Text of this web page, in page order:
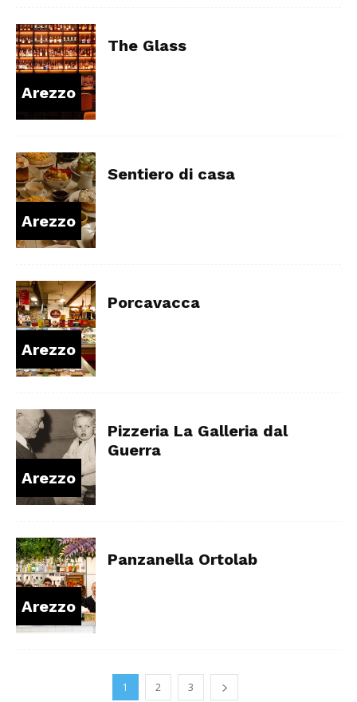
Arezzo
The Glass
Arezzo
Sentiero di casa
Arezzo
Porcavacca
Arezzo
Pizzeria La Galleria dal
Guerra
Arezzo
Panzanella Ortolab
1 2 3